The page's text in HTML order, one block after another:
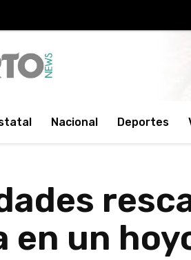
Nacional Deportes
en un